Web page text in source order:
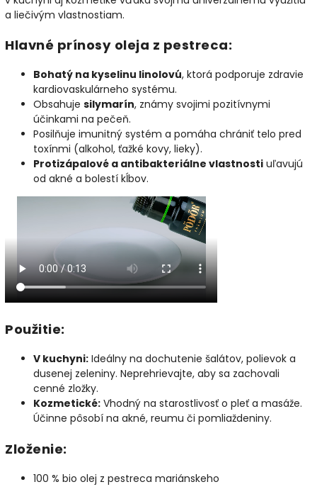
a liečivým vlastnostiam.
Hlavné prínosy oleja z pestreca:
Bohatý na kyselinu linolovú, ktorá podporuje zdravie
kardiovaskulárneho systému.
Obsahuje silymarín, známy svojimi pozitívnymi
účinkami na pečeň.
Posilňuje imunitný systém a pomáha chrániť telo pred
toxínmi (alkohol, ťažké kovy, lieky).
Protizápalové a antibakteriálne vlastnosti uľavujú
od akné a bolestí kĺbov.
Použitie:
V kuchyni: Ideálny na dochutenie šalátov, polievok a
dusenej zeleniny. Neprehrievajte, aby sa zachovali
cenné zložky.
Kozmetické: Vhodný na starostlivosť o pleť a masáže.
Účinne pôsobí na akné, reumu či pomliaždeniny.
Zloženie:
100 % bio olej z pestreca mariánskeho